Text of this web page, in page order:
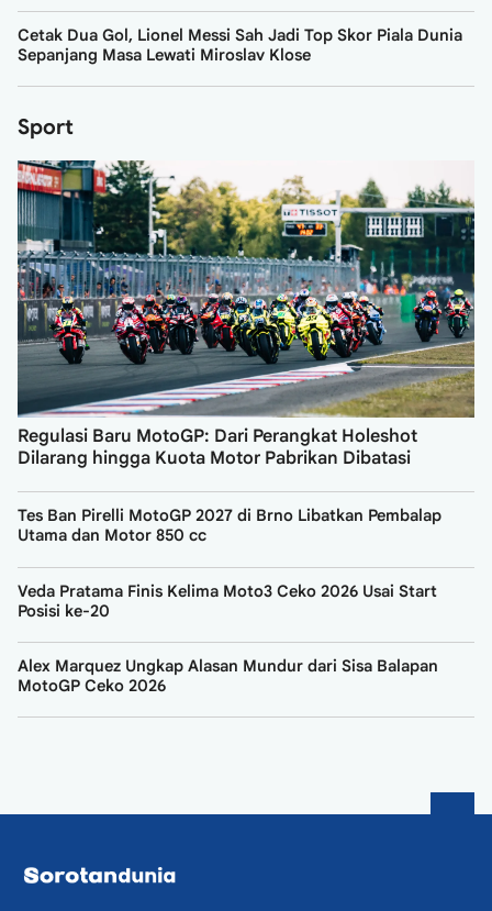
Cetak Dua Gol, Lionel Messi Sah Jadi Top Skor Piala Dunia
Sepanjang Masa Lewati Miroslav Klose
Sport
Regulasi Baru MotoGP: Dari Perangkat Holeshot
Dilarang hingga Kuota Motor Pabrikan Dibatasi
Tes Ban Pirelli MotoGP 2027 di Brno Libatkan Pembalap
Utama dan Motor 850 cc
Veda Pratama Finis Kelima Moto3 Ceko 2026 Usai Start
Posisi ke-20
Alex Marquez Ungkap Alasan Mundur dari Sisa Balapan
MotoGP Ceko 2026